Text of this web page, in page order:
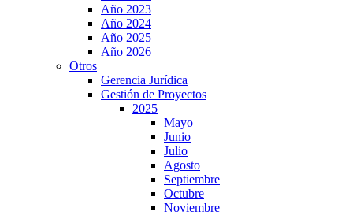
Año 2023
Año 2024
Año 2025
Año 2026
Otros
Gerencia Jurídica
Gestión de Proyectos
2025
Mayo
Junio
Julio
Agosto
Septiembre
Octubre
Noviembre